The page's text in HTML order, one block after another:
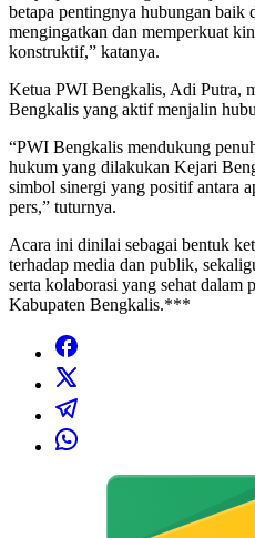
betapa pentingnya hubungan baik
mengingatkan dan memperkuat
konstruktif,” katanya.
Ketua PWI Bengkalis, Adi Putra,
Bengkalis yang aktif menjalin
“PWI Bengkalis mendukung
hukum yang dilakukan Kejari
simbol sinergi yang positif antara
pers,” tuturnya.
Acara ini dinilai sebagai bentuk
terhadap media dan publik,
serta kolaborasi yang sehat dalam
Kabupaten Bengkalis.***